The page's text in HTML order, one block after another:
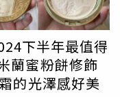
可燕麥妝」的感覺可
印象更有棕色調感。
技巧：臉部橫向中心
部橫向中心位置刷出
結合一起。最後可
雀斑會使妝容更加
下半年最值得
蘭蜜粉餅修飾
的光澤感好美